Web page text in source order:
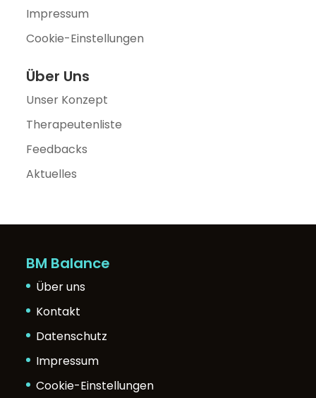
Impressum
Cookie-Einstellungen
Über Uns
Unser Konzept
Therapeutenliste
Feedbacks
Aktuelles
BM Balance
Über uns
Kontakt
Datenschutz
Impressum
Cookie-Einstellungen